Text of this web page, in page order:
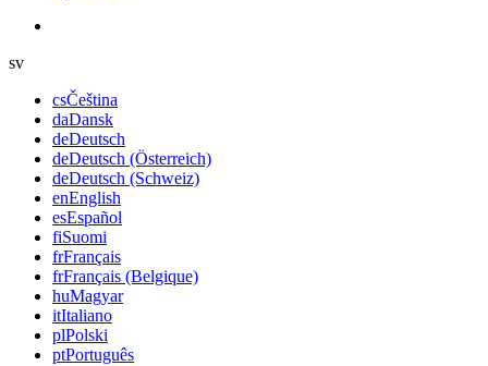
sv
csČeština
daDansk
deDeutsch
deDeutsch (Österreich)
deDeutsch (Schweiz)
enEnglish
esEspañol
fiSuomi
frFrançais
frFrançais (Belgique)
huMagyar
itItaliano
plPolski
ptPortuguês